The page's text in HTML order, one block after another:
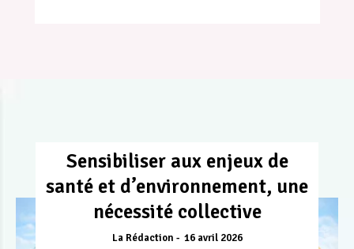
Sensibiliser aux enjeux de
santé et d’environnement, une
nécessité collective
La Rédaction 16 avril 2026